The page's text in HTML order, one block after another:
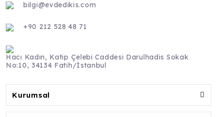
bilgi@evdedikis.com
+90 212 528 48 71
Hacı Kadın, Katip Çelebi Caddesi Darulhadis Sokak
No:10, 34134 Fatih/İstanbul
Kurumsal